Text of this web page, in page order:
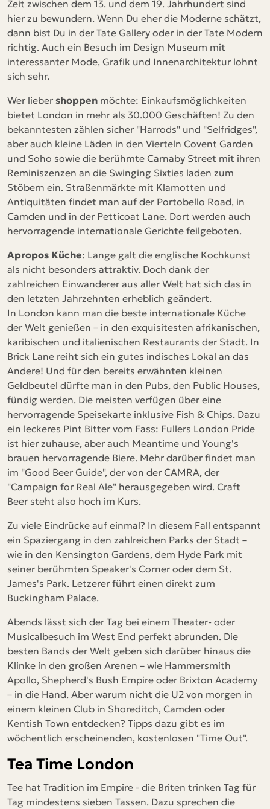
Zeit zwischen dem 13. und dem 19. Jahrhundert sind
hier zu bewundern. Wenn Du eher die Moderne schätzt,
dann bist Du in der Tate Gallery oder in der Tate Modern
richtig. Auch ein Besuch im Design Museum mit
interessanter Mode, Grafik und Innenarchitektur lohnt
sich sehr.
Wer lieber shoppen möchte: Einkaufsmöglichkeiten
bietet London in mehr als 30.000 Geschäften! Zu den
bekanntesten zählen sicher "Harrods" und "Selfridges",
aber auch kleine Läden in den Vierteln Covent Garden
und Soho sowie die berühmte Carnaby Street mit ihren
Reminiszenzen an die Swinging Sixties laden zum
Stöbern ein. Straßenmärkte mit Klamotten und
Antiquitäten findet man auf der Portobello Road, in
Camden und in der Petticoat Lane. Dort werden auch
hervorragende internationale Gerichte feilgeboten.
Apropos Küche: Lange galt die englische Kochkunst
als nicht besonders attraktiv. Doch dank der
zahlreichen Einwanderer aus aller Welt hat sich das in
den letzten Jahrzehnten erheblich geändert.
In London kann man die beste internationale Küche
der Welt genießen – in den exquisitesten afrikanischen,
karibischen und italienischen Restaurants der Stadt. In
Brick Lane reiht sich ein gutes indisches Lokal an das
Andere! Und für den bereits erwähnten kleinen
Geldbeutel dürfte man in den Pubs, den Public Houses,
fündig werden. Die meisten verfügen über eine
hervorragende Speisekarte inklusive Fish & Chips. Dazu
ein leckeres Pint Bitter vom Fass: Fullers London Pride
ist hier zuhause, aber auch Meantime und Young's
brauen hervorragende Biere. Mehr darüber findet man
im "Good Beer Guide", der von der CAMRA, der
"Campaign for Real Ale" herausgegeben wird. Craft
Beer steht also hoch im Kurs.
Zu viele Eindrücke auf einmal? In diesem Fall entspannt
ein Spaziergang in den zahlreichen Parks der Stadt –
wie in den Kensington Gardens, dem Hyde Park mit
seiner berühmten Speaker's Corner oder dem St.
James's Park. Letzerer führt einen direkt zum
Buckingham Palace.
Abends lässt sich der Tag bei einem Theater- oder
Musicalbesuch im West End perfekt abrunden. Die
besten Bands der Welt geben sich darüber hinaus die
Klinke in den großen Arenen – wie Hammersmith
Apollo, Shepherd's Bush Empire oder Brixton Academy
– in die Hand. Aber warum nicht die U2 von morgen in
einem kleinen Club in Shoreditch, Camden oder
Kentish Town entdecken? Tipps dazu gibt es im
wöchentlich erscheinenden, kostenlosen "Time Out".
Tea Time London
Tee hat Tradition im Empire - die Briten trinken Tag für
Tag mindestens sieben Tassen. Dazu sprechen die